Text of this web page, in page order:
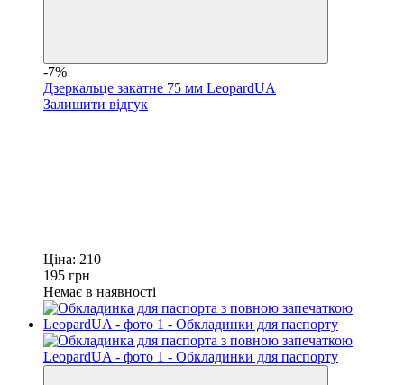
-7%
Дзеркальце закатне 75 мм LeopardUA
Залишити відгук
Ціна: 210
195 грн
Немає в наявності